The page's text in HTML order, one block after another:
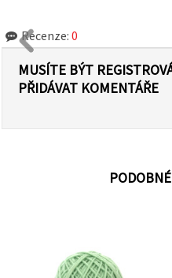
Recenze: 0
MUSÍTE BÝT
PŘIDÁVAT KOMENTÁŘE